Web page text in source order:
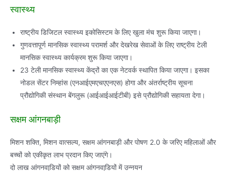
स्वास्थ्य
राष्ट्रीय डिजिटल स्वास्थ्य इकोसिस्टम के लिए खुला मंच शुरू किया जाएगा।
गुणवत्तापूर्ण मानसिक स्वास्थ्य परामर्श और देखरेख सेवाओं के लिए राष्ट्रीय टेली
मानसिक स्वास्थ्य कार्यक्रम शुरू किया जाएगा।
23 टेली मानसिक स्वास्थ्य केंद्रों का एक नेटवर्क स्थापित किया जाएगा। इसका
नोडल सेंटर निम्हांस (एनआईएमएचएएनएस) होगा और अंतर्राष्ट्रीय सूचना
प्रौद्योगिकी संस्थान बेंगलुरू (आईआईआईटीबी) इसे प्रौद्योगिकी सहायता देगा।
सक्षम आंगनबाड़ी
मिशन शक्ति, मिशन वात्सल्य, सक्षम आंगनबाड़ी और पोषण 2.0 के जरिए महिलाओं और
बच्चों को एकीकृत लाभ प्रदान किए जाएंगे।
दो लाख आंगनवाडि़यों को सक्षम आंगनवाडि़यों में उन्‍नयन